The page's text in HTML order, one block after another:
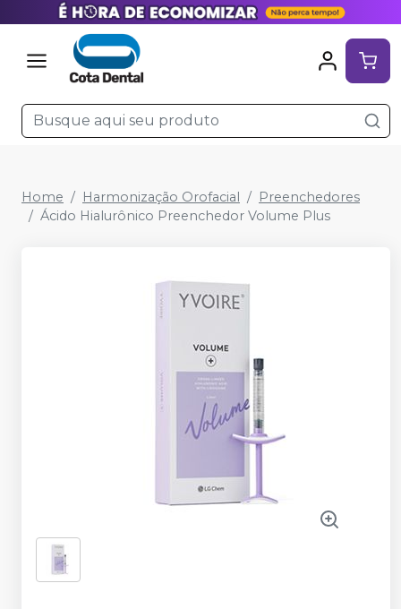
Home Harmonização Orofacial
Preenchedores
Ácido Hialurônico Preenchedor Volume Plus